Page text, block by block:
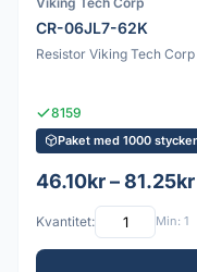
CR-06JL7-62K
Resistor Viking Tech
8159
Paket med 1000
46.10kr – 81.25kr
Kvantitet: Min: 1